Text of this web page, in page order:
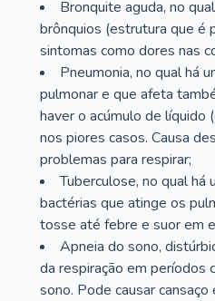
Bronquite aguda, no
brônquios (estrutura que é
sintomas como dores nas
Pneumonia, no qual há
pulmonar e que afeta
haver o acúmulo de líquido
nos piores casos. Causa
problemas para respirar;
Tuberculose, no qual há
bactérias que atinge os
tosse até febre e suor em
Apneia do sono,
da respiração em períodos
sono. Pode causar